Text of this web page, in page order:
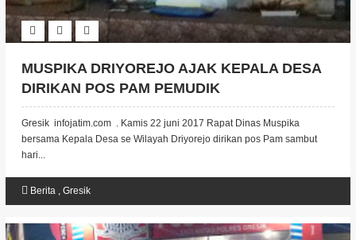
MUSPIKA DRIYOREJO AJAK KEPALA DESA
DIRIKAN POS PAM PEMUDIK
Gresik infojatim.com . Kamis 22 juni 2017 Rapat Dinas Muspika
bersama Kepala Desa se Wilayah Driyorejo dirikan pos Pam sambut
hari...
Berita, Gresik